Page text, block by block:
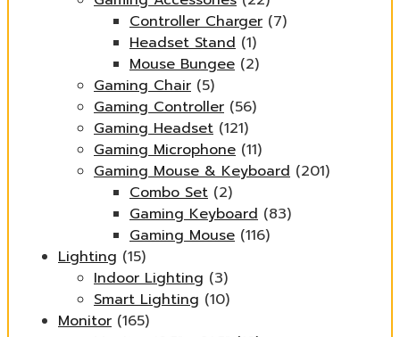
Controller Charger (7)
Headset Stand (1)
Mouse Bungee (2)
Gaming Chair (5)
Gaming Controller (56)
Gaming Headset (121)
Gaming Microphone (11)
Gaming Mouse & Keyboard (201)
Combo Set (2)
Gaming Keyboard (83)
Gaming Mouse (116)
Lighting (15)
Indoor Lighting (3)
Smart Lighting (10)
Monitor (165)